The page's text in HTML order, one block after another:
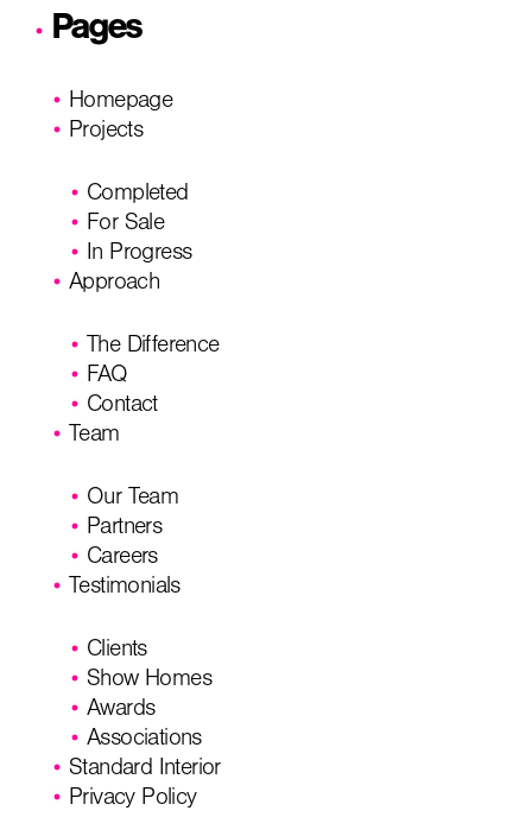
Pages
Homepage
Projects
Completed
For Sale
In Progress
Approach
The Difference
FAQ
Contact
Team
Our Team
Partners
Careers
Testimonials
Clients
Show Homes
Awards
Associations
Standard Interior
Privacy Policy